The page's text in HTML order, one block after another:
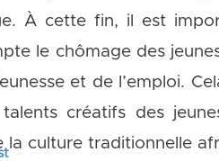
À cette fin, il est
le chômage des
et de l’emploi.
créatifs des
la culture traditionnelle